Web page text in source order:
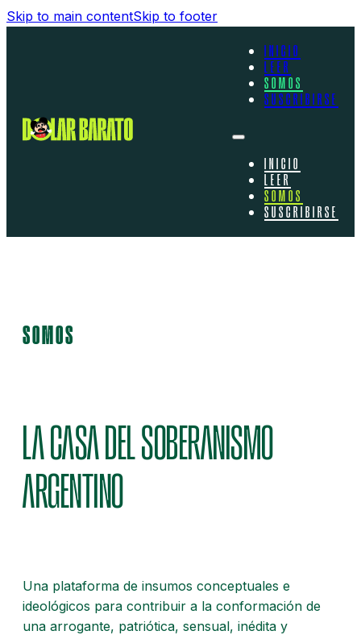
Skip to main contentSkip to footer
INICIO
LEER
SOMOS
SUSCRIBIRSE
INICIO
LEER
SOMOS
SUSCRIBIRSE
SOMOS
LA CASA DEL SOBERANISMO
ARGENTINO
Una plataforma de insumos conceptuales e
ideológicos para contribuir a la conformación de
una arrogante, patriótica, sensual, inédita y